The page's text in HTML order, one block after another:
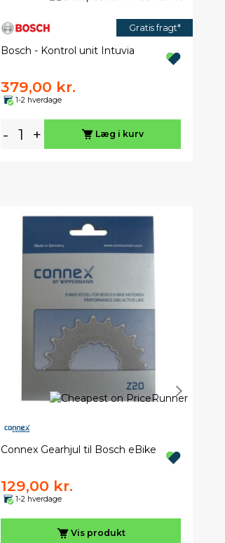
Gratis fragt*
Bosch - Kontrol unit Intuvia
379,00 kr.
1-2 hverdage
- + Læg i kurv
Connex Gearhjul til Bosch eBike
129,00 kr.
1-2 hverdage
Vis produkt